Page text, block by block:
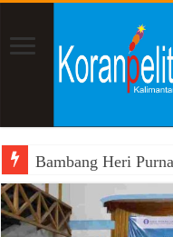
Bambang Heri